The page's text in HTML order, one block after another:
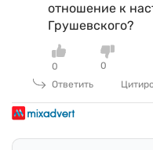
отношение к
Грушевского?
0
0
Ответить